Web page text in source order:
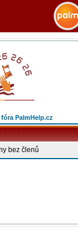
PalmHelp.cz
bez členů